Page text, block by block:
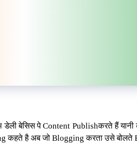
डेली बेसिस पे Content Publishकरते हैं
कहते है अब जो Blogging करता उसे बोलते